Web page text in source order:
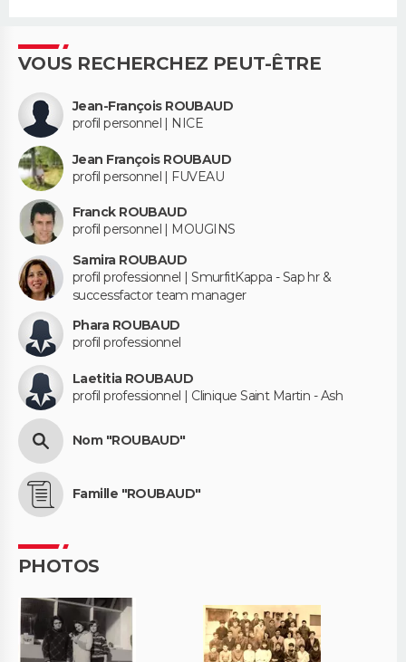
VOUS RECHERCHEZ PEUT-ÊTRE
Jean-François ROUBAUD
profil personnel | NICE
Jean François ROUBAUD
profil personnel | FUVEAU
Franck ROUBAUD
profil personnel | MOUGINS
Samira ROUBAUD
profil professionnel | SmurfitKappa - Sap hr &
successfactor team manager
Phara ROUBAUD
profil professionnel
Laetitia ROUBAUD
profil professionnel | Clinique Saint Martin - Ash
Nom "ROUBAUD"
Famille "ROUBAUD"
PHOTOS